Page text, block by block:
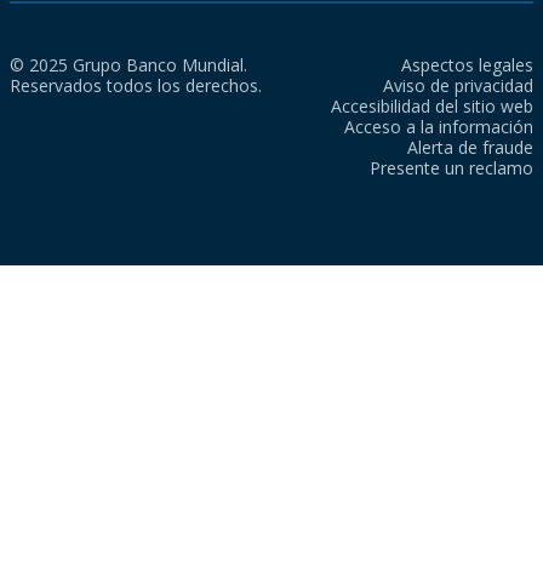
© 2025 Grupo Banco Mundial.
Reservados todos los derechos.
Aspectos legales
Aviso de privacidad
Accesibilidad del sitio web
Acceso a la información
Alerta de fraude
Presente un reclamo